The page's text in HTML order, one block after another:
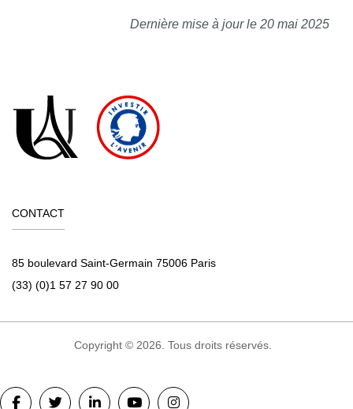
Dernière mise à jour le 20 mai 2025
CONTACT
85 boulevard Saint-Germain 75006 Paris
(33) (0)1 57 27 90 00
Copyright © 2026. Tous droits réservés.